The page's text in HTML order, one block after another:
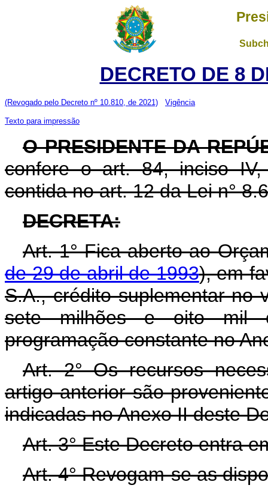
DECRETO DE 8
(Revogado pelo Decreto nº 10.810, de 2021) Vigência
Texto para impressão
O PRESIDENTE DA
confere o art. 84, inciso
contida no art. 12 da Lei n°
DECRETA:
Art. 1° Fica aberto ao
de 29 de abril de 1993), em
S.A., crédito suplementar no
sete milhões e oito mil
programação constante no
Art. 2° Os recursos
artigo anterior são
indicadas no Anexo II deste
Art. 3° Este Decreto entra
Art. 4° Revogam-se as